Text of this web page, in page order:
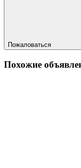
Пожаловаться
Похожие